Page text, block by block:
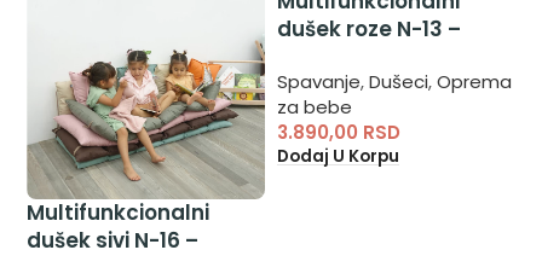
Multifunkcionalni
dušek sivi N-16 –
dušek roze N-13 –
za decu
Spavanje,Dušeci,Oprema
za bebe
3.890,00 RSD
Dodaj U Korpu